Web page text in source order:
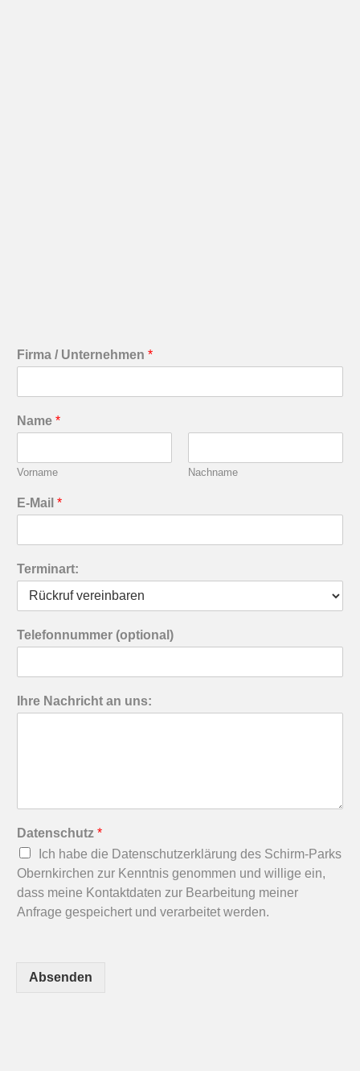
Firma / Unternehmen *
Name *
Vorname Nachname
E-Mail *
Terminart:
Telefonnummer (optional)
Ihre Nachricht an uns:
Datenschutz *
Ich habe die Datenschutzerklärung des Schirm-Parks
Obernkirchen zur Kenntnis genommen und willige ein,
dass meine Kontaktdaten zur Bearbeitung meiner
Anfrage gespeichert und verarbeitet werden.
Absenden